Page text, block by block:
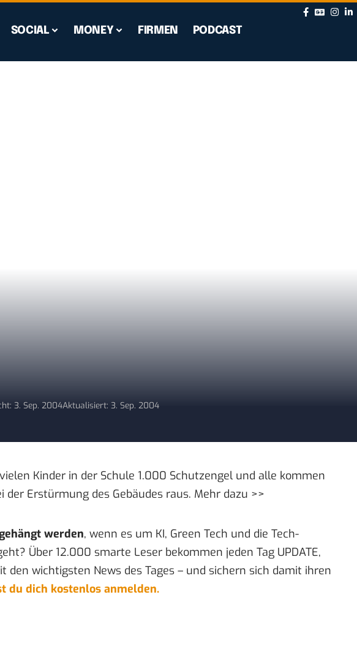
SOCIAL MONEY FIRMEN PODCAST
3. Sep. 2004Aktualisiert: 3. Sep. 2004
Kinder in der Schule 1.000 Schutzengel und alle kommen
der Erstürmung des Gebäudes raus. Mehr dazu >>
werden, wenn es um KI, Green Tech und die Tech-
Über 12.000 smarte Leser bekommen jeden Tag UPDATE,
den wichtigsten News des Tages – und sichern sich damit ihren
du dich kostenlos anmelden.